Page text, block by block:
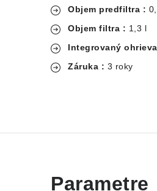
Objem predfiltra :
Objem filtra : 1,3 l
Integrovaný
Záruka : 3 roky